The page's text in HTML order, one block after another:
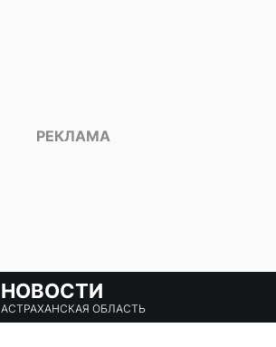
НОВОСТИ
АСТРАХАНСКАЯ ОБЛАСТЬ